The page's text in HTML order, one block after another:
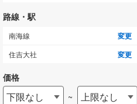
路線・駅
南海線 変更
住吉大社 変更
価格
下限なし ~
上限なし
阪急神戸本線
阪急甲陽線
阪神本線(
能勢電鉄妙見線
南海多奈川線 (10